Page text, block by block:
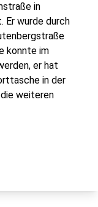
in
Er wurde durch
konnte im
er hat
in der
weiteren